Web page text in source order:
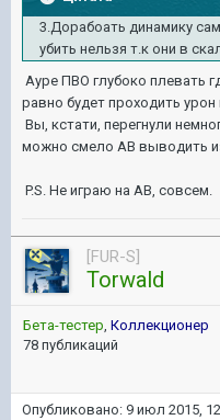
3.Дорабоать динамику
убить нельзя т.к они в
Ауре ПВО глубоко плевать
равно будет проходить урон
Вы, кстати, перегнули
можно смело АВ выводить
P.S. Не играю на АВ, совсем.
[FUR-S]
Torwald
Бета-тестер, Коллекционер
78 публикаций
Опубликовано: 9 июл 2015,